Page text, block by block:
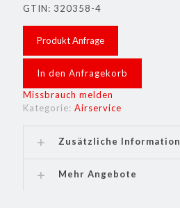
GTIN: 320358-4
Produkt Anfrage
In den Anfragekorb
Missbrauch melden
Kategorie: Airservice
Zusätzliche Information
Mehr Angebote